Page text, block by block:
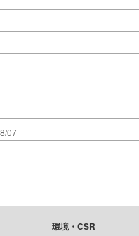
07
環境・CSR